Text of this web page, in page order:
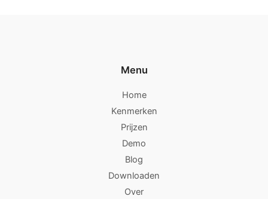
Menu
Home
Kenmerken
Prijzen
Demo
Blog
Downloaden
Over